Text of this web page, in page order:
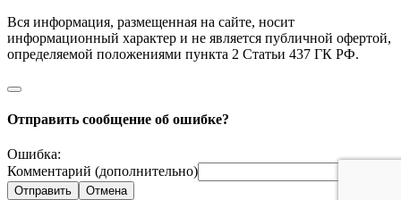
Вся информация, размещенная на сайте, носит
информационный характер и не является публичной офертой,
определяемой положениями пункта 2 Cтатьи 437 ГК РФ.
Отправить сообщение об ошибке?
Ошибка:
Комментарий (дополнительно)
Отправить Отмена